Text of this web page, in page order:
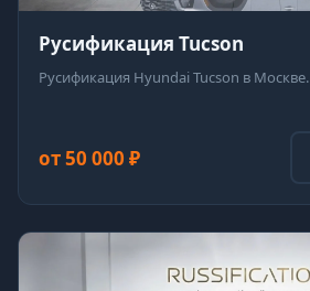
Русификация Tucson
Русификация Hyundai Tucson в Москве.
от 50 000 ₽